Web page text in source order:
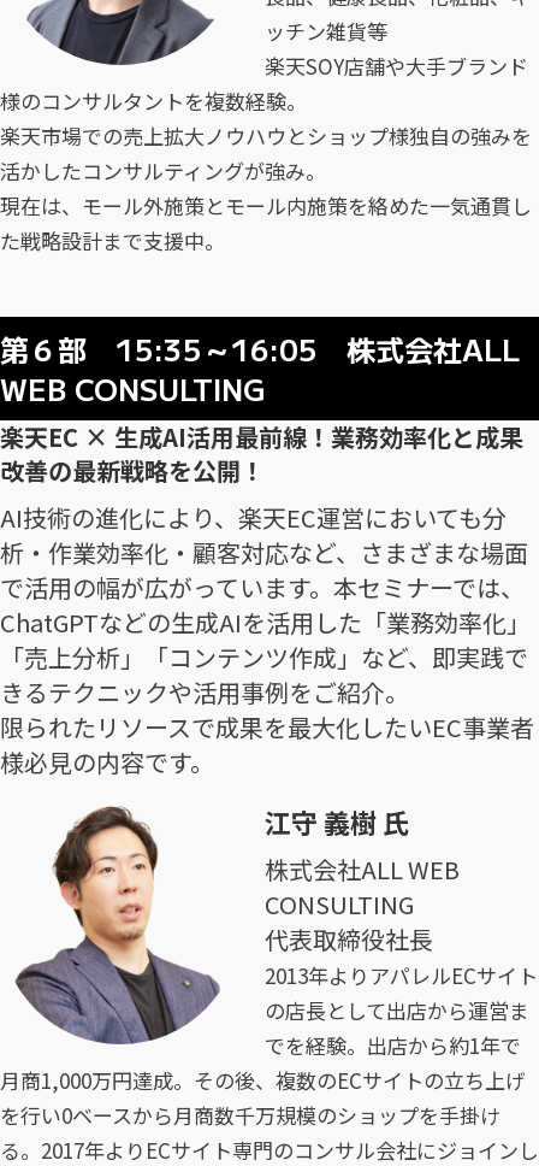
ッチン雑貨等
楽天SOY店舗や大手ブランド
様のコンサルタントを複数経験。
楽天市場での売上拡大ノウハウとショップ様独自の強みを
活かしたコンサルティングが強み。
現在は、モール外施策とモール内施策を絡めた一気通貫し
た戦略設計まで支援中。
第６部 15:35～16:05 株式会社ALL
WEB CONSULTING
楽天EC × 生成AI活用最前線！業務効率化と成果
改善の最新戦略を公開！
AI技術の進化により、楽天EC運営においても分
析・作業効率化・顧客対応など、さまざまな場面
で活用の幅が広がっています。本セミナーでは、
ChatGPTなどの生成AIを活用した「業務効率化」
「売上分析」「コンテンツ作成」など、即実践で
きるテクニックや活用事例をご紹介。
限られたリソースで成果を最大化したいEC事業者
様必見の内容です。
江守 義樹 氏
株式会社ALL WEB
CONSULTING
代表取締役社長
2013年よりアパレルECサイト
の店長として出店から運営ま
でを経験。出店から約1年で
月商1,000万円達成。その後、複数のECサイトの立ち上げ
を行い0ベースから月商数千万規模のショップを手掛け
る。2017年よりECサイト専門のコンサル会社にジョインし